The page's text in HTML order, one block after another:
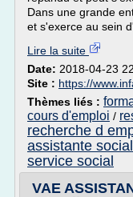
Dans une grande
et s'exerce au sein
Lire la suite
Date: 2018-04-23
Site : https://
Thèmes liés :
cours d'emploi /
recherche d
assistante
service social
VAE